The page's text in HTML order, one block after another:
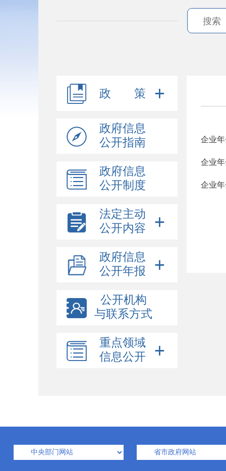
政 策
政府信息
公开指南
政府信息
公开制度
法定主动
公开内容
政府信息
公开年报
公开机构
与联系方式
重点领域
信息公开
企业
企业
企业